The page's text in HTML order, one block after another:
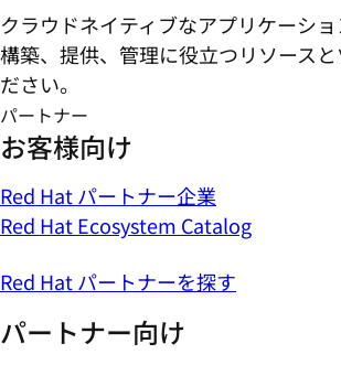
クラウドネイティブなアプリケーシ
構築、提供、管理に役立つリソース
ださい。
パートナー
お客様向け
Red Hat パートナー企業
Red Hat Ecosystem Catalog
Red Hat パートナーを探す
パートナー向け